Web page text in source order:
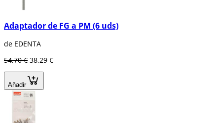
Adaptador de FG a PM (6 uds)
de EDENTA
54,70 € 38,29 €
Añadir